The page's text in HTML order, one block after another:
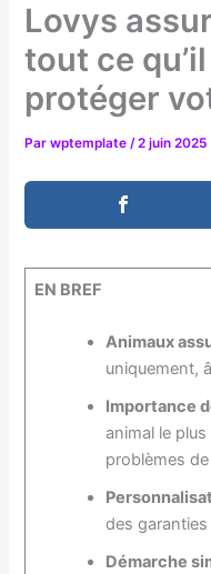
Lovys
tout ce
protéger
Parwptemplate/2 juin 2025
EN BREF
Animaux
uniquement,
Importance
animal le
problèmes
des
Démarche